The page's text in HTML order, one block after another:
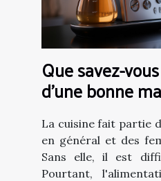
Que savez-
d'une bonne
La cuisine fait partie
en général et des
Sans elle, il est
Pourtant,